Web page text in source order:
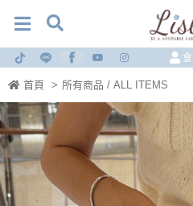
首頁 > 所有商品 / ALL ITEMS